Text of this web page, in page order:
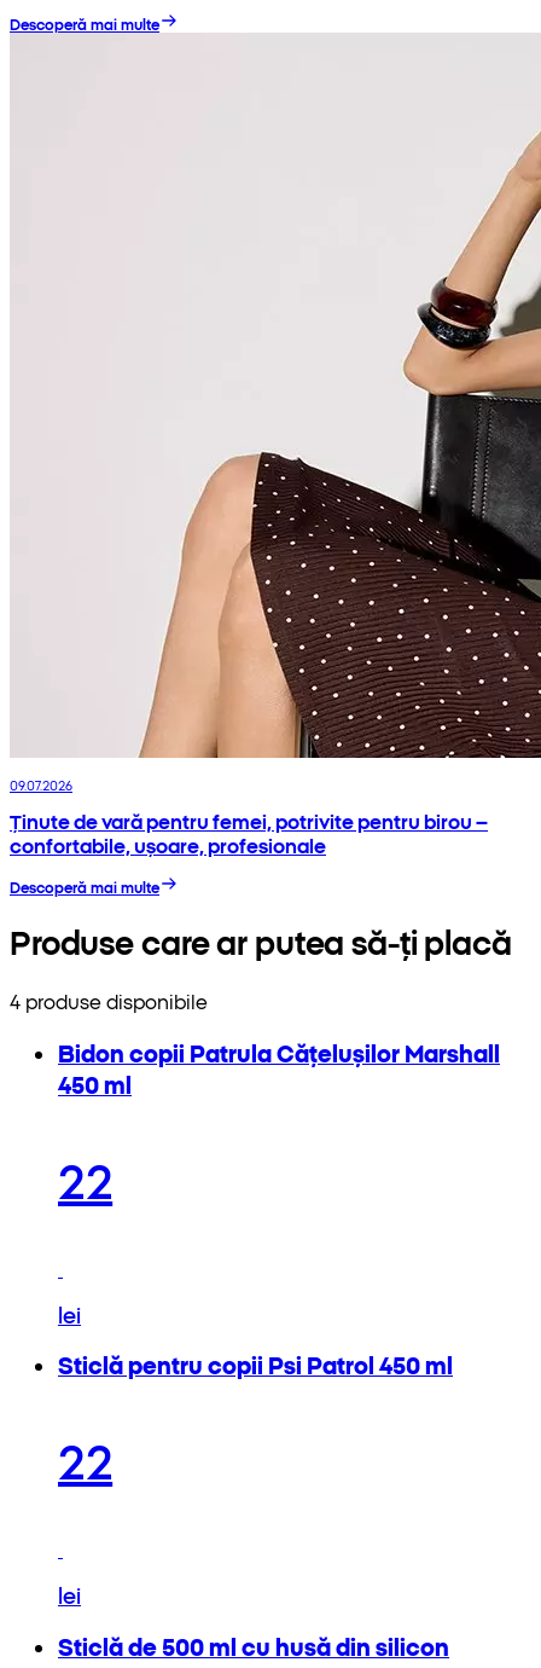
Descoperă mai multe
09.07.2026
Ținute de vară pentru femei, potrivite pentru birou –
confortabile, ușoare, profesionale
Descoperă mai multe
Produse care ar putea să-ți placă
4 produse disponibile
Bidon copii Patrula Cățelușilor Marshall
450 ml
22
lei
Sticlă pentru copii Psi Patrol 450 ml
22
lei
Sticlă de 500 ml cu husă din silicon